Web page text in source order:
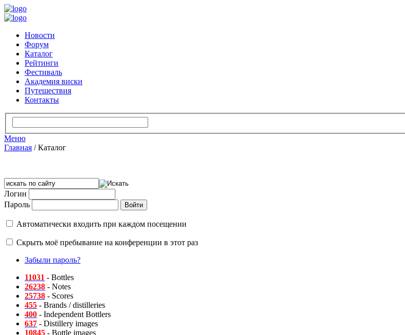
Новости
Форум
Каталог
Рейтинги
Фестиваль
Академия виски
Путешествия
Контакты
Меню
Главная /Каталог
Логин
Пароль
Автоматически входить при каждом посещении
Скрыть моё пребывание на конференции в этот раз
Забыли пароль?
11031 - Bottles
26238 - Notes
25738 - Scores
455 - Brands / distilleries
400 - Independent Bottlers
637 - Distillery images
10845 - Bottle images